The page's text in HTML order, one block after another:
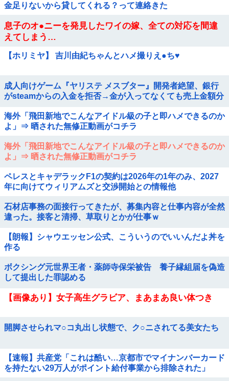
金足りないから貸してくれる？って連絡きた
息子のオ●ニーを発見したワイの嫁、全ての対応を間違
えてしまう…
【ホリミヤ】 吉川由紀ちゃんとハメ撮りえ●ち♥
成人向けゲーム『ヤリステ メスブター』開発者絶望、銀行
がsteamからの入金を拒否→金が入ってなくても売上金額分
海外「飛田新地でこんなアイドル級の子と即ハメできるのか
よ」⇒ 晒された無修正動画がコチラ
海外「飛田新地でこんなアイドル級の子と即ハメできるのか
よ」⇒ 晒された無修正動画がコチラ
ペレスとキャデラックF1の契約は2026年の1年のみ、2027
年に向けてウィリアムズと交渉開始との情報他
石材店事務の面接行ってきたが、募集内容と仕事内容が全然
違った。接客と清掃、草取りとかが仕事ｗ
【朗報】シャウエッセン公式、こういうのでいいんだよ丼を
作る
ボクシング元世界王者・薬師寺保栄被告 養子縁組届を偽造
して提出した罪認める
【画像あり】女子高生グラビア、まあまあ良い体つき
開脚させられマ○コ丸出し状態で、ク○ニされてる美女たち
【速報】共産党「これは酷い…京都市でマイナンバーカード
を持たない29万人がポイント給付事業から排除された」